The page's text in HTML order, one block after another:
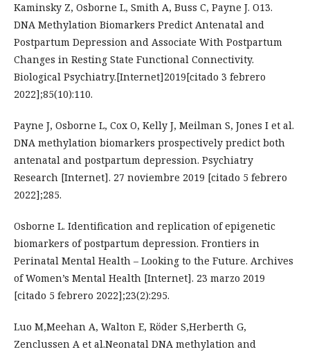
Kaminsky Z, Osborne L, Smith A, Buss C, Payne J. O13.
DNA Methylation Biomarkers Predict Antenatal and
Postpartum Depression and Associate With Postpartum
Changes in Resting State Functional Connectivity.
Biological Psychiatry.[Internet]2019[citado 3 febrero
2022];85(10):110.
Payne J, Osborne L, Cox O, Kelly J, Meilman S, Jones I et al.
DNA methylation biomarkers prospectively predict both
antenatal and postpartum depression. Psychiatry
Research [Internet]. 27 noviembre 2019 [citado 5 febrero
2022];285.
Osborne L. Identification and replication of epigenetic
biomarkers of postpartum depression. Frontiers in
Perinatal Mental Health – Looking to the Future. Archives
of Women’s Mental Health [Internet]. 23 marzo 2019
[citado 5 febrero 2022];23(2):295.
Luo M,Meehan A, Walton E, Röder S,Herberth G,
Zenclussen A et al.Neonatal DNA methylation and